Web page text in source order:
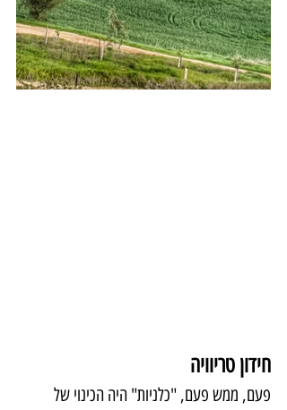
חידון טריוויה
פעם, ממש פעם, "כלניות" היה הכינוי של